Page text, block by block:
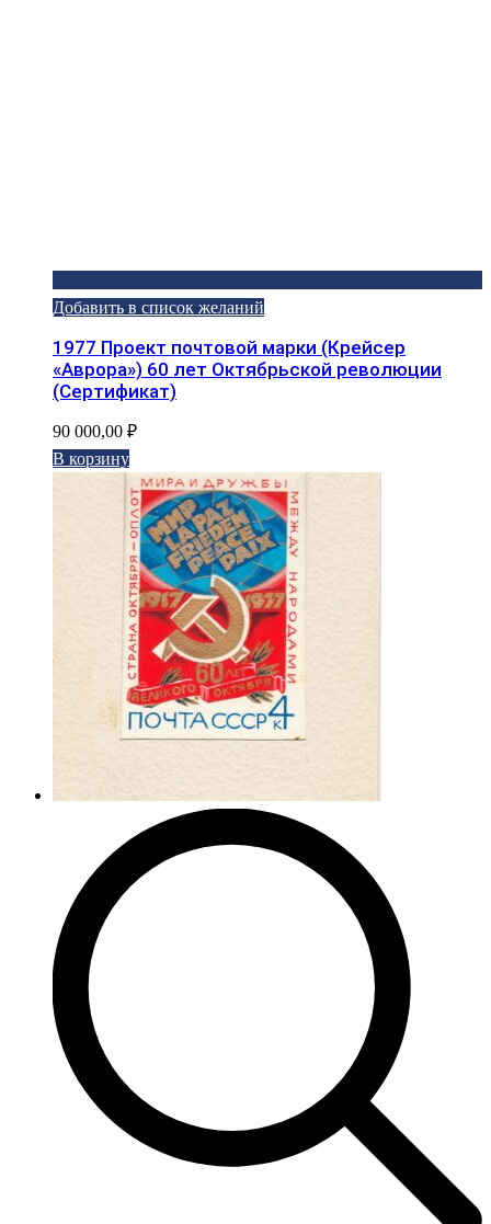
Добавить в список желаний
1977 Проект почтовой марки (Крейсер
«Аврора») 60 лет Октябрьской революции
(Сертификат)
90 000,00 ₽
В корзину